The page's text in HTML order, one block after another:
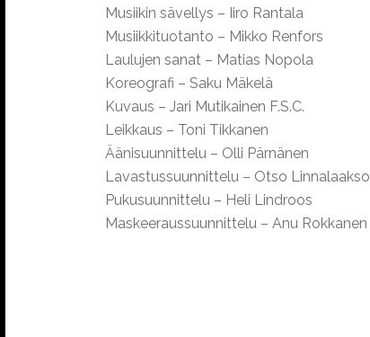
Musiikin sävellys – Iiro Rantala
Musiikkituotanto – Mikko Renfors
Laulujen sanat – Matias Nopola
Koreografi – Saku Mäkelä
Kuvaus – Jari Mutikainen F.S.C.
Leikkaus – Toni Tikkanen
Äänisuunnittelu – Olli Pärnänen
Lavastussuunnittelu – Otso Linnalaakso
Pukusuunnittelu – Heli Lindroos
Maskeeraussuunnittelu – Anu Rokkanen